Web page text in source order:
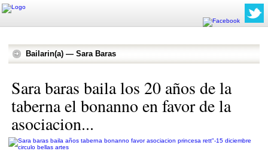
Bailarin(a) — Sara Baras
Sara baras baila los 20 años de la
taberna el bonanno en favor de la
asociacion...